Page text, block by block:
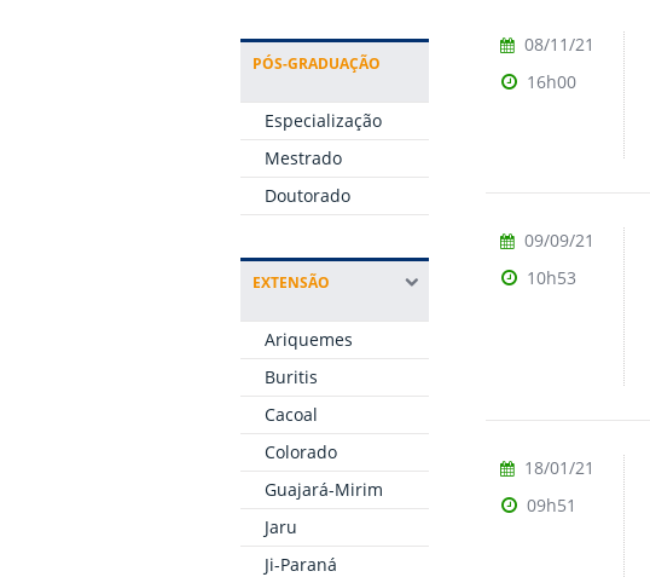
PÓS-GRADUAÇÃO
Especialização
Mestrado
Doutorado
EXTENSÃO
Ariquemes
Buritis
Cacoal
Colorado
Guajará-Mirim
Jaru
Ji-Paraná
08/11/21
16h00
09/09/21
10h53
18/01/21
09h51